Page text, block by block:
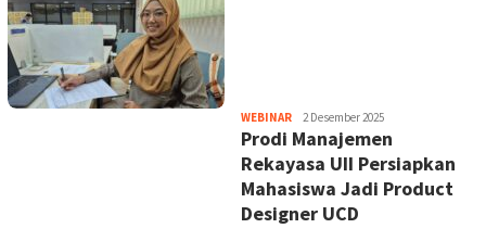
WEBINARHeri
Purwata
2 Desember 2025
Prodi Manajemen
Rekayasa UII Persiapkan
Mahasiswa Jadi Product
Designer UCD